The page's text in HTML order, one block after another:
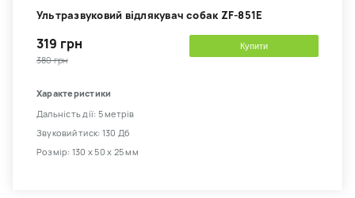
Ультразвуковий відлякувач собак ZF-851E
319 грн
380 грн
Купити
Характеристики
Дальність дії: 5 метрів
Звуковий тиск: 130 Дб
Розмір: 130 х 50 х 25 мм